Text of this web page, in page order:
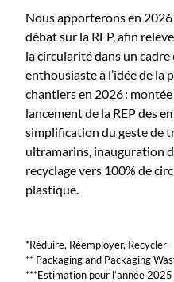
Nous apporterons en
débat sur la REP, afin
la circularité dans un
enthousiaste à l’idée de la
chantiers en 2026 :
lancement de la REP des
simplification du geste de
ultramarins, inauguration
recyclage vers 100% de
plastique.
*Réduire, Réemployer, Recycler
** Packaging and Packaging
***Estimation pour l’année 2025